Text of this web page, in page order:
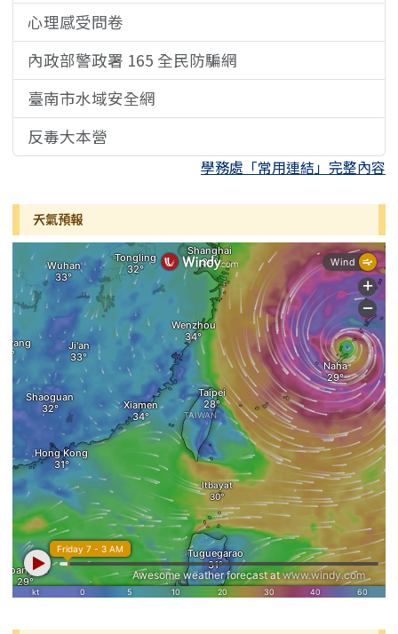
心理感受問卷
內政部警政署 165 全民防騙網
臺南市水域安全網
反毒大本營
學務處「常用連結」完整內容
天氣預報